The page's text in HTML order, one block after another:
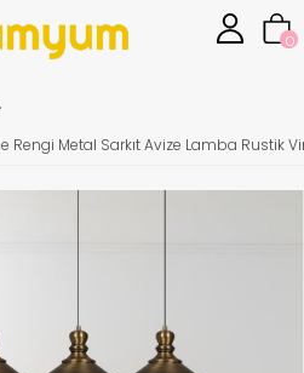
0
Metal Sarkıt Avize Lamba Rustik